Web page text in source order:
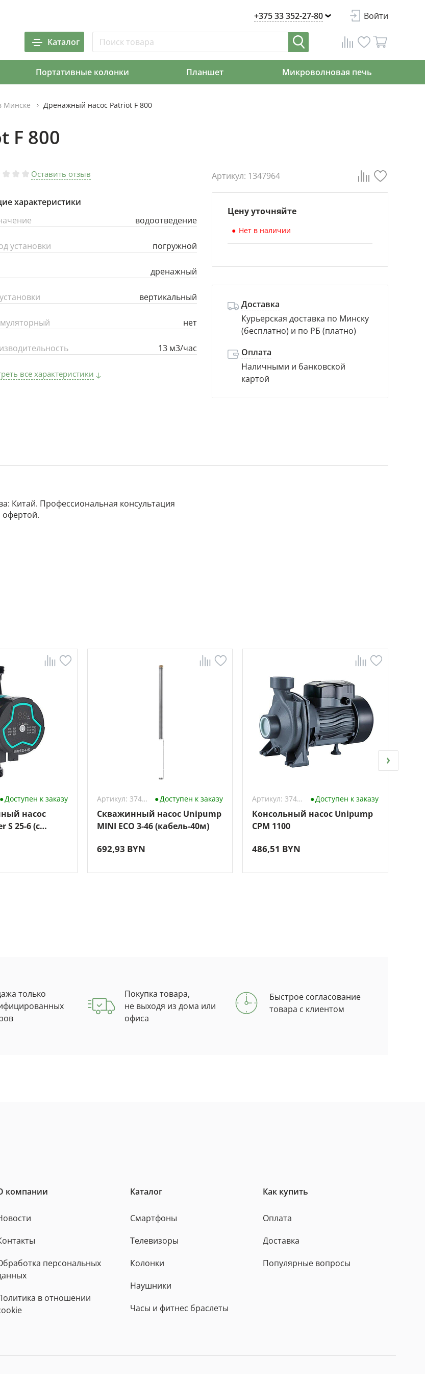
+375 33 352-27-80 Войти
Каталог
Портативные колонки Планшет Микроволновая печь
Минске Дренажный насос Patriot F 800
F 800
Оставить отзыв
характеристики
водоотведение
установки погружной
дренажный
вертикальный
нет
13 м3/час
все характеристики
Артикул: 1347964
Цену уточняйте
Нет в наличии
Доставка
Курьерская доставка по Минску
(бесплатно) и по РБ (платно)
Оплата
Наличными и банковской
картой
Китай. Профессиональная консультация
офертой.
Доступен к заказу
насос
S 25-6 (с
Артикул: 3744279 Доступен к заказу
Скважинный насос Unipump
MINI ECO 3-46 (кабель-40м)
692,93 BYN
Артикул: 3742471 Доступен к заказу
Консольный насос Unipump
CPM 1100
486,51 BYN
только
Покупка товара,
не выходя из дома или
офиса
Быстрое согласование
товара с клиентом
компании
персональных
в отношении
Каталог
Смартфоны
Телевизоры
Колонки
Наушники
Часы и фитнес браслеты
Как купить
Оплата
Доставка
Популярные вопросы